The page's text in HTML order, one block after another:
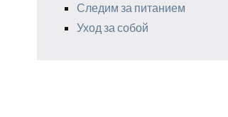
Следим за питанием
Уход за собой